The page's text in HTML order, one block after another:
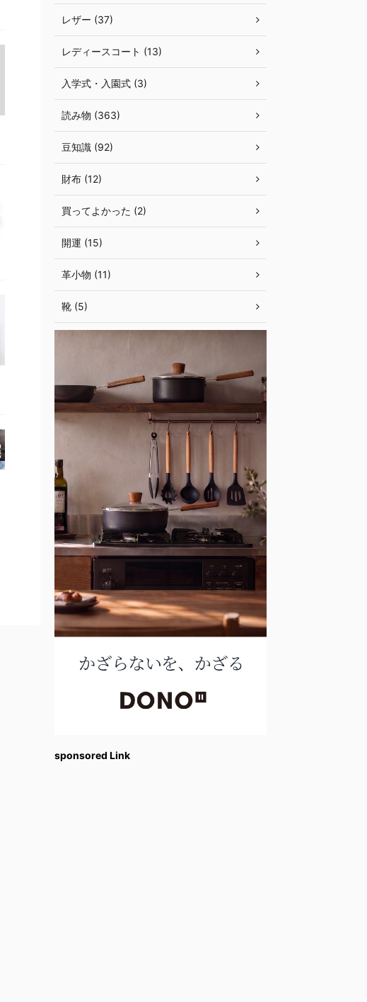
レザー (37)
レディースコート (13)
入学式・入園式 (3)
読み物 (363)
豆知識 (92)
財布 (12)
買ってよかった (2)
開運 (15)
革小物 (11)
靴 (5)
sponsored Link